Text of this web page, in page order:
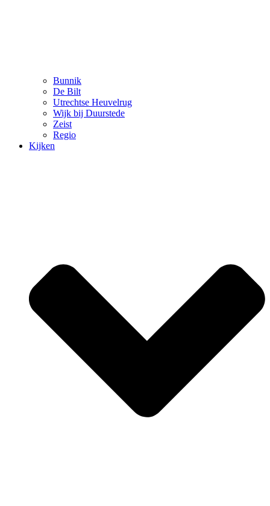
Bunnik
De Bilt
Utrechtse Heuvelrug
Wijk bij Duurstede
Zeist
Regio
Kijken